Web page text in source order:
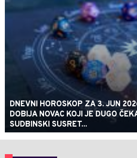
DNEVNI HOROSKOP ZA 3. JUN
DOBIJA NOVAC KOJI JE DUGO
SUDBINSKI SUSRET...